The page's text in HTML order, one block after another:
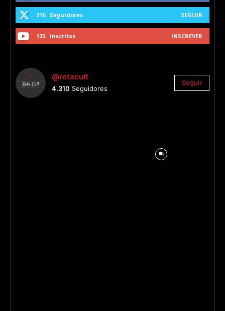
216 Seguidores SEGUIR
125 Inscritos INSCREVER
@rotacult
4.310 Seguidores
Seguir